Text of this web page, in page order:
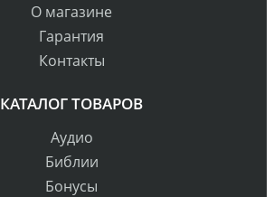
О магазине
Гарантия
Контакты
КАТАЛОГ ТОВАРОВ
Аудио
Библии
Бонусы